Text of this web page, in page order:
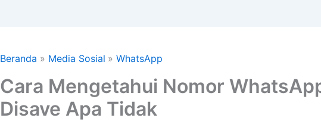
Beranda Media Sosial WhatsApp
Cara Mengetahui Nomor
Disave Apa Tidak